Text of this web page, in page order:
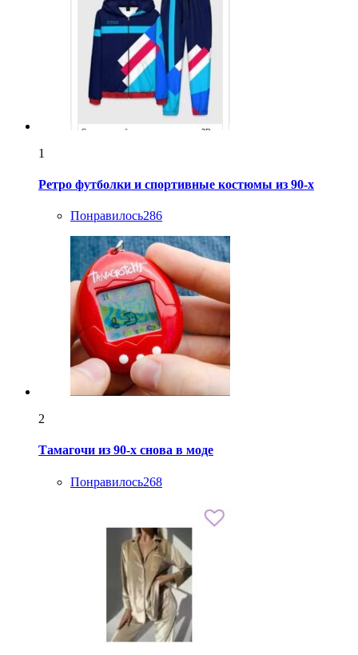
1
Ретро футболки и спортивные костюмы из 90-х
Понравилось286
2
Тамагочи из 90-х снова в моде
Понравилось268